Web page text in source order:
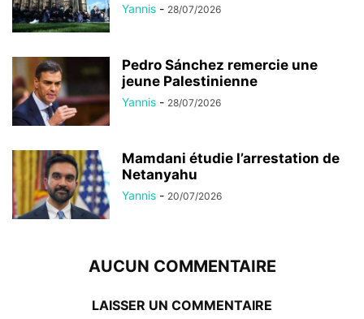
Yannis - 28/07/2026
Pedro Sánchez remercie une
jeune Palestinienne
Yannis - 28/07/2026
Mamdani étudie l’arrestation de
Netanyahu
Yannis - 20/07/2026
AUCUN COMMENTAIRE
LAISSER UN COMMENTAIRE